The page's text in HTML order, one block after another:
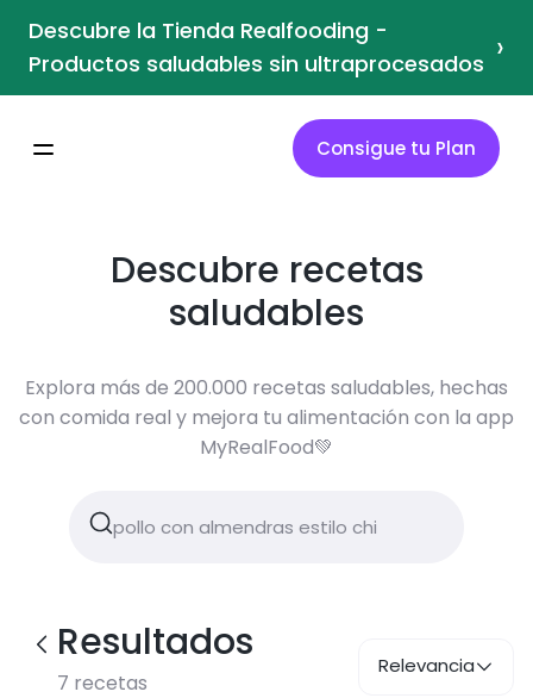
Descubre la Tienda Realfooding -
Productos saludables sin ultraprocesados ›
Consigue tu Plan
Descubre recetas
saludables
Explora más de 200.000 recetas saludables, hechas
con comida real y mejora tu alimentación con la app
MyRealFood💚
Resultados
7 recetas
Relevancia